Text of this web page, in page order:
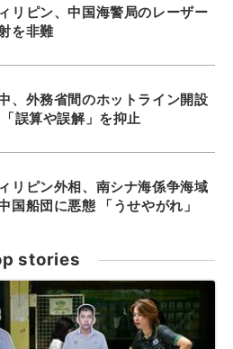
リピン、中国海警局のレーザー
を非難
、外務省間のホットライン開設
誤算や誤解」を抑止
リピン外相、南シナ海係争海域
国船団に悪態 「うせやがれ」
stories